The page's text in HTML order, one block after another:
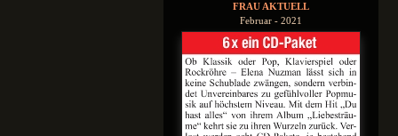
FRAU AKTUELL
Februar - 2021